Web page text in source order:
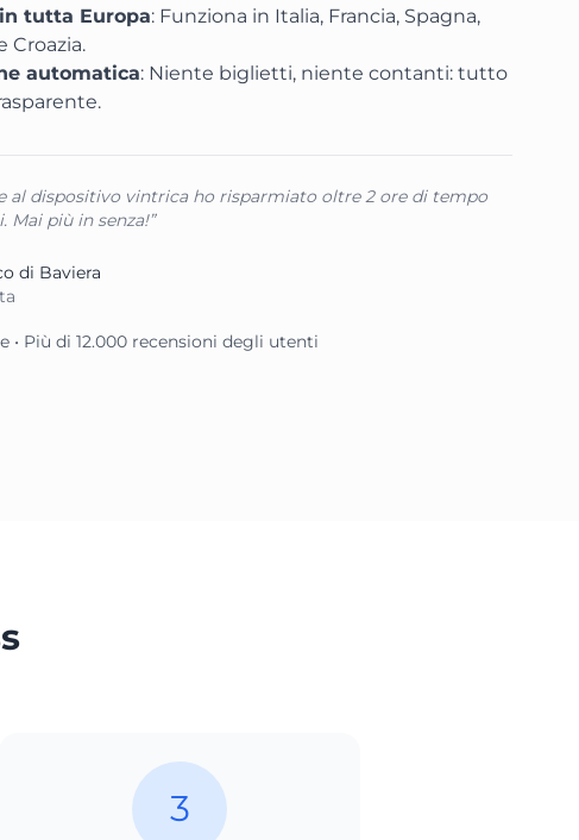
tutta Europa: Funziona in Italia, Francia, Spagna,
Croazia.
automatica: Niente biglietti, niente contanti: tutto
al dispositivo vintrica ho risparmiato oltre 2 ore di tempo
più in senza!”
di Baviera
• Più di 12.000 recensioni degli utenti
3